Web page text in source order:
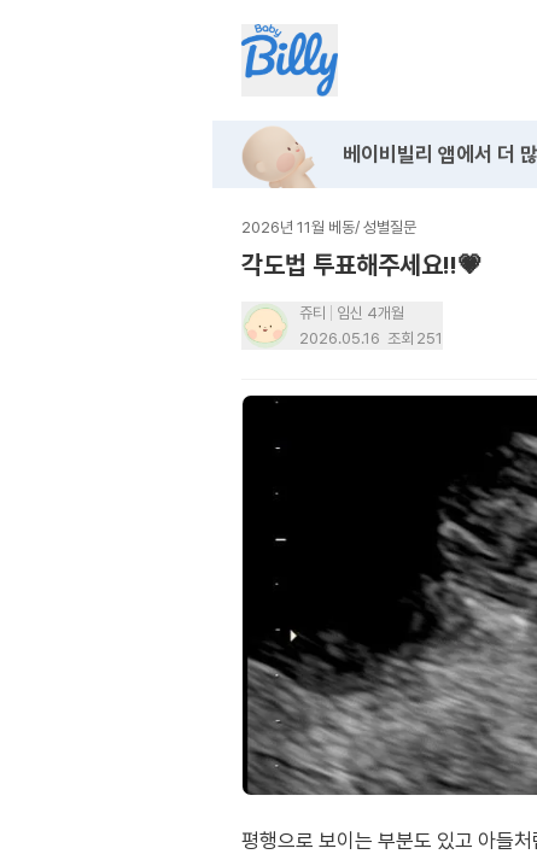
베이비빌리 앱에서 더
2026년 11월 베동/ 성별질문
각도법 투표해주세요!!💗
쥬티
임신 4개월
2026.05.16 조회 251
평행으로 보이는 부분도 있고 아들